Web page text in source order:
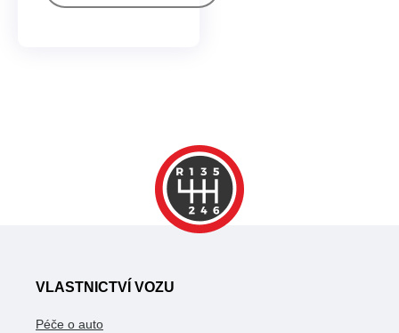
VLASTNICTVÍ VOZU
Péče o auto